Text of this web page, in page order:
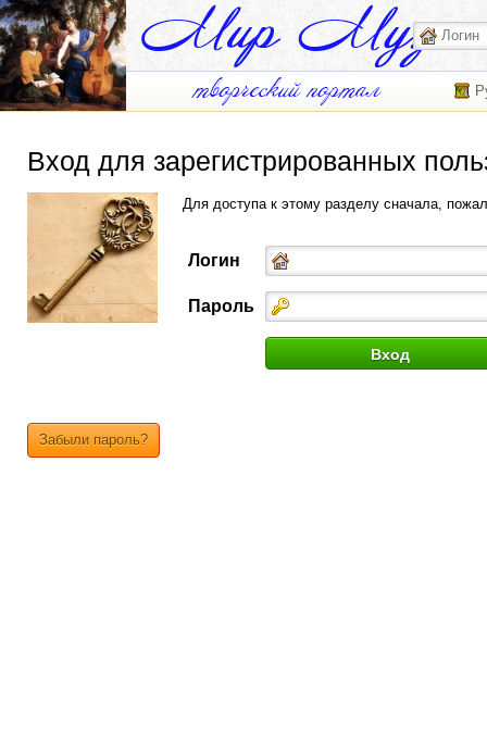
Вход для зарегистрированных
Для доступа к этому разделу сначала,
Логин
Пароль
Забыли пароль?